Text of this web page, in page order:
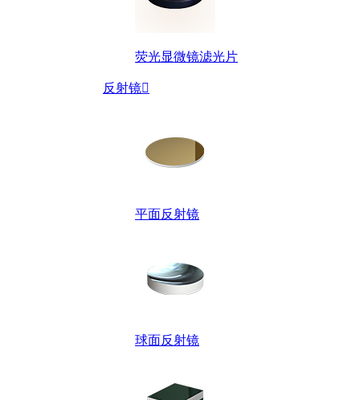
荧光显微镜滤光片
反射镜
平面反射镜
球面反射镜